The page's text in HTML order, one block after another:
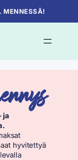
MENNESSÄ!
ja
hyvitettyä